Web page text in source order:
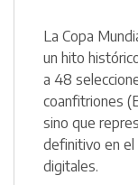
La Copa
un hito
a 48
coanfitriones
sino que
definitivo en
digitales.